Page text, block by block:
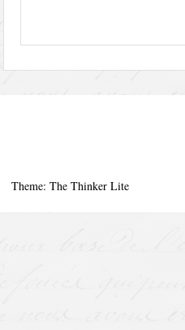
Theme: The Thinker Lite